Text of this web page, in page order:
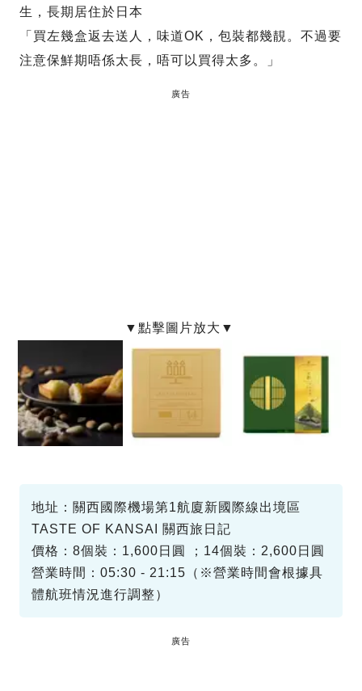
生，長期居住於日本
「買左幾盒返去送人，味道OK，包裝都幾靚。不過要
注意保鮮期唔係太長，唔可以買得太多。」
廣告
地址：關西國際機場第1航廈新國際線出境區
TASTE OF KANSAI 關西旅日記
價格：8個裝：1,600日圓 ；14個裝：2,600日圓
營業時間：05:30 - 21:15（※營業時間會根據具
體航班情況進行調整）
廣告